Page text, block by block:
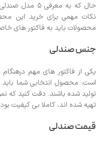
حال که به
نکات مهمی برای خرید این
محصولات باید به فاکتور های
جنس صندلی
یکی از فاکتور های مهم
است. محصول انتخابی شما باید
تولید شده باشند. دقت کنید که
تهیه شده اند، کاملا بی کیفیت
قیمت صندلی